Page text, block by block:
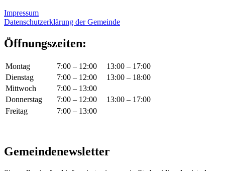
Impressum
Datenschutzerklärung der Gemeinde
Öffnungszeiten:
Montag 7:00 – 12:00
13:00 – 17:00
Dienstag
7:00 – 12:00
13:00 – 18:00
Mittwoch
7:00 – 13:00
Donnerstag
7:00 – 12:00
13:00 – 17:00
Freitag
7:00 – 13:00
Gemeindenewsletter